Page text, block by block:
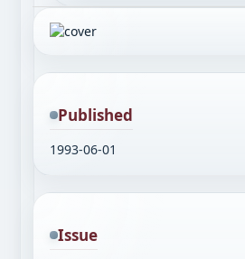
Published
1993-06-01
Issue